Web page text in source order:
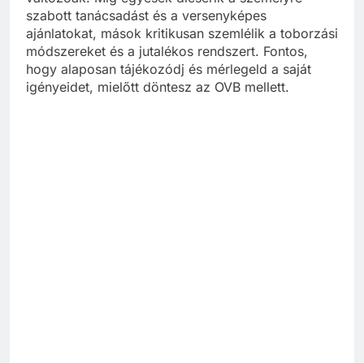
szabott tanácsadást és a versenyképes
ajánlatokat, mások kritikusan szemlélik a toborzási
módszereket és a jutalékos rendszert. Fontos,
hogy alaposan tájékozódj és mérlegeld a saját
igényeidet, mielőtt döntesz az OVB mellett.